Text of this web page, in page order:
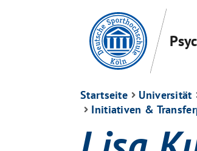
Startseite Universität
Initiativen &